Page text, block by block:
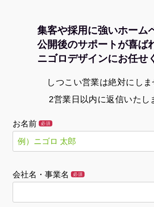
集客や採用に強いホーム
公開後のサポートが喜ば
ニゴロデザインにお任せ
しつこい営業は絶対にしま
2営業日以内に返信いたし
お名前 必須
会社名・事業名 必須